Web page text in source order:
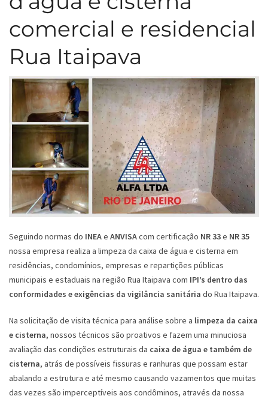
comercial e residencial
Rua Itaipava
Seguindo normas do INEAe ANVISAcom certificação NR 33e NR 35
nossa empresa realiza a limpeza da caixa de água e cisterna em
residências, condomínios, empresas e repartições públicas
municipais e estaduais na região Rua Itaipava com IPI’s dentro das
conformidades e exigências da vigilância sanitária do Rua Itaipava.
Na solicitação de visita técnica para análise sobre a limpeza da caixa
e cisterna, nossos técnicos são proativos e fazem uma minuciosa
avaliação das condições estruturais da caixa de água e também de
cisterna, atrás de possíveis fissuras e ranhuras que possam estar
abalando a estrutura e até mesmo causando vazamentos que muitas
das vezes são imperceptíveis aos condôminos, através da nossa